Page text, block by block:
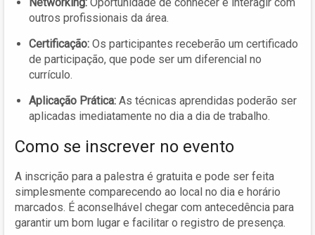
outros profissionais da área.
Certificação: Os participantes receberão um certificado
de participação, que pode ser um diferencial no
currículo.
Aplicação Prática: As técnicas aprendidas poderão ser
aplicadas imediatamente no dia a dia de trabalho.
Como se inscrever no evento
A inscrição para a palestra é gratuita e pode ser feita
simplesmente comparecendo ao local no dia e horário
marcados. É aconselhável chegar com antecedência para
garantir um bom lugar e facilitar o registro de presença.